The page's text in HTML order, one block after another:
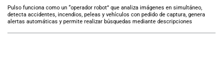
Pulso funciona como un “operador robot” que analiza imágenes en simultáneo,
detecta accidentes, incendios, peleas y vehículos con pedido de captura, genera
alertas automáticas y permite realizar búsquedas mediante descripciones